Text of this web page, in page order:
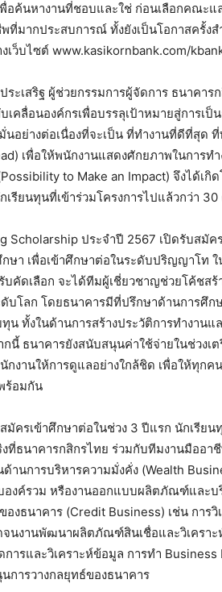
พื่อค้นหางานที่ชอบและใช่ ก่อนเลือกคณ
ที่มากประสบการณ์ ทั้งยังเป็นโอกาสครั้
เว็บไซต์ www.kasikornbank.com/
ระเสริฐ ผู้ช่วยกรรมการผู้จัดการ ธนาคา
คลื่อนองค์กรเพื่อบรรลุเป้าหมายสู่การเ
นอย่างต่อเนื่องที่จะเป็น ที่ทำงานที่ดีที่สุด
เพื่อให้พนักงานแสดงศักยภาพในการ
to Make an Impact) จึงได้เกิ
เรียนทุนที่เข้าร่วมโครงการไปแล้วกว่า
Scholarship ประจำปี 2567 เปิดรับส
ษา เพื่อเข้าศึกษาต่อในระดับปริญญาโท
บคัดเลือก จะได้ทีมผู้เชี่ยวชาญช่วยโค้ชส
บโลก โดยธนาคารมีที่ปรึกษาด้านการศึ
น ทั้งในด้านการสร้างประวัติการทำงาน
นี้ ธนาคารยังสนับสนุนค่าใช้จ่ายในช่วงเ
งานให้การดูแลอย่างใกล้ชิด เพื่อให้ทุก
ร้อมกัน
มัครเข้าศึกษาต่อในช่วง 3 ปีแรก นักเรี
งที่ธนาคารกสิกรไทย ร่วมกับทีมงานมือ
ด้านการบริหารความมั่งคั่ง (Wealth
องค์รวม หรืองานออกแบบผลิตภัณฑ์และ
องธนาคาร (Credit Business) เช่น กา
นงานพัฒนาผลิตภัณฑ์สินเชื่อและวิเคราะ
ารและวิเคราะห์ข้อมูล การทำ
การวางกลยุทธ์ของธนาคาร